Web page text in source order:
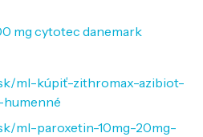
mg cytotec danemark
ml-kúpiť-zithromax-azibiot-
ml-paroxetin-10mg-20mg-